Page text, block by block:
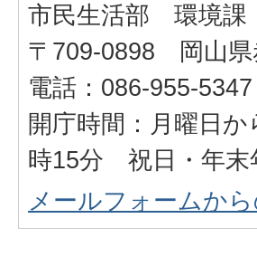
市民生活部 環境課
〒709-0898 岡山県
電話：086-955-
開庁時間：月曜日
時15分 祝日・年末
メールフォームか